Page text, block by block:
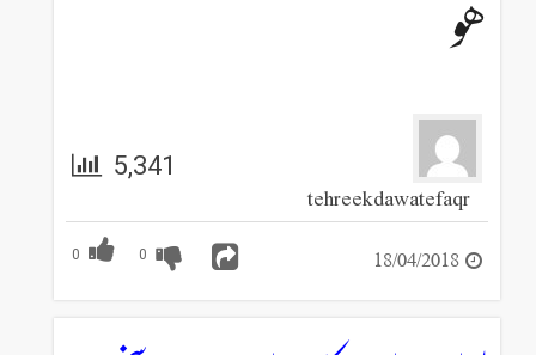
ھو
tehreekdawatefaqr
5,341
0 0 18/04/2018